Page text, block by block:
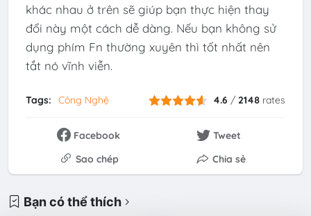
khác nhau ở trên sẽ giúp bạn thực hiện thay
đổi này một cách dễ dàng. Nếu bạn không sử
dụng phím Fn thường xuyên thì tốt nhất nên
tắt nó vĩnh viễn.
Tags: Công Nghệ 4.6 /2148 rates
Facebook
Tweet
Sao chép
Chia sẻ
Bạn có thể thích